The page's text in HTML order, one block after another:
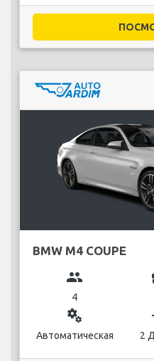
BMW M4 COUPE
group
4
miscellaneous_services
Автоматическая 2